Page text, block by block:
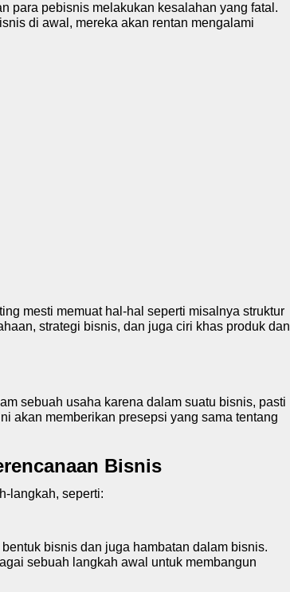
para pebisnis melakukan kesalahan yang fatal.
di awal, mereka akan rentan mengalami
mesti memuat hal-hal seperti misalnya struktur
strategi bisnis, dan juga ciri khas produk dan
sebuah usaha karena dalam suatu bisnis, pasti
akan memberikan presepsi yang sama tentang
Bisnis
langkah, seperti:
bisnis dan juga hambatan dalam bisnis.
sebuah langkah awal untuk membangun